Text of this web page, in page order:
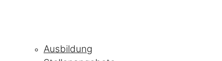
Ausbildung